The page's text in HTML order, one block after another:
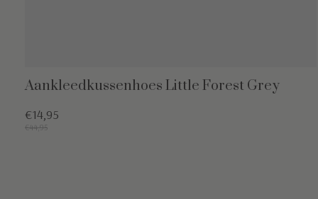
Aankleedkussenhoes Little Forest Grey
€14,95
€44,95